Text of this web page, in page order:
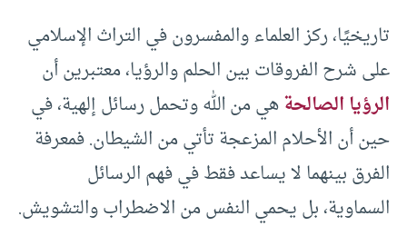
تاريخيًا، ركز العلماء والمفسرون في التراث الإسلامي
على شرح الفروقات بين الحلم والرؤيا، معتبرين أن
الرؤيا الصالحةهي من الله وتحمل رسائل إلهية، في
حين أن الأحلام المزعجة تأتي من الشيطان. فمعرفة
الفرق بينهما لا يساعد فقط في فهم الرسائل
السماوية، بل يحمي النفس من الاضطراب والتشويش.